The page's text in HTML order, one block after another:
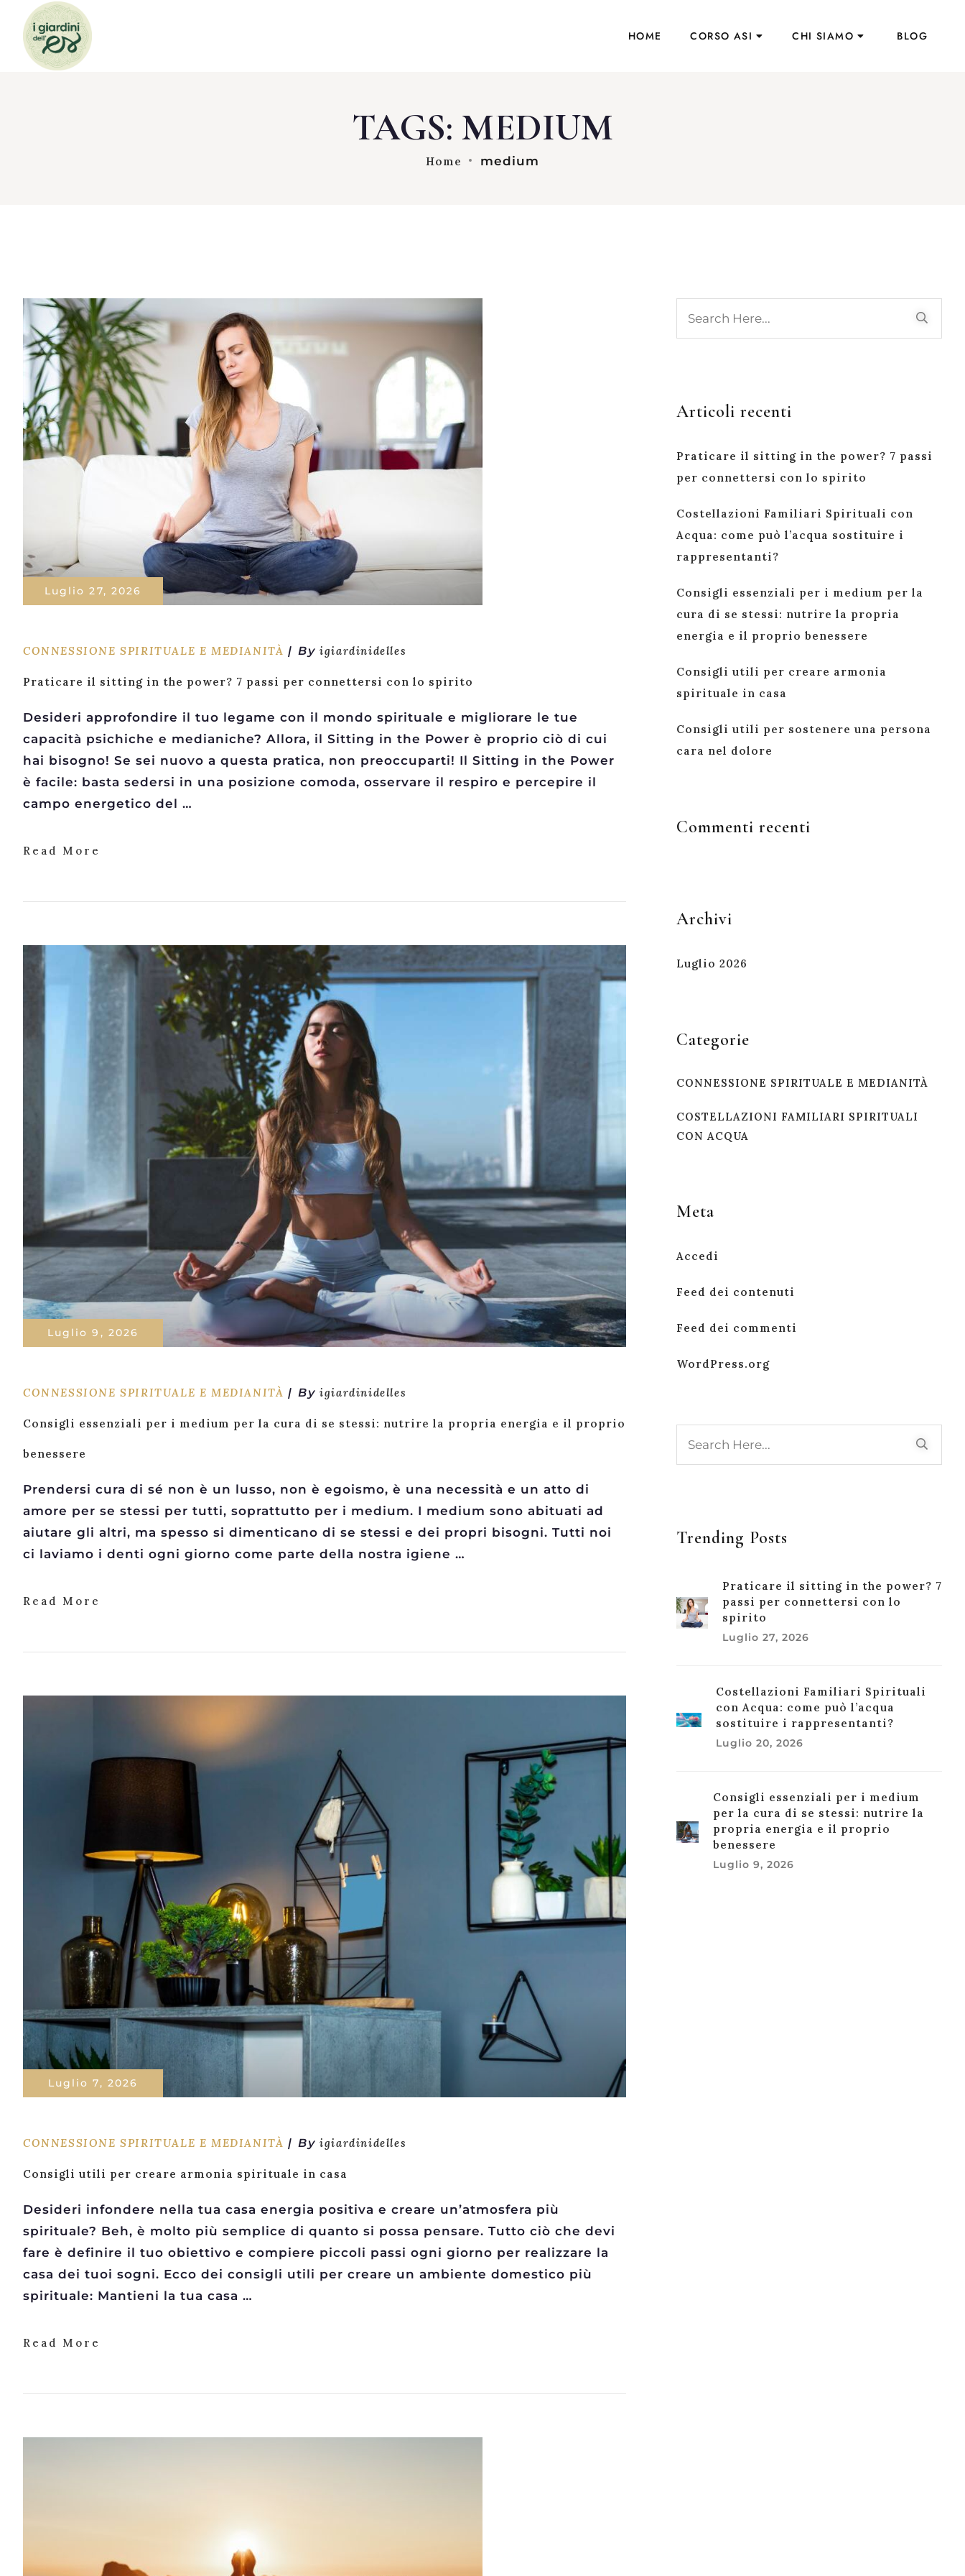
HOME CORSO ASI CHI SIAMO BLOG
TAGS: MEDIUM
Home medium
Luglio 27, 2026
CONNESSIONE SPIRITUALE E MEDIANITÀ Byigiardinidelles
Praticare il sitting in the power? 7 passi per connettersi con lo spirito
Desideri approfondire il tuo legame con il mondo spirituale e migliorare le tue
capacità psichiche e medianiche? Allora, il Sitting in the Power è proprio ciò di cui
hai bisogno! Se sei nuovo a questa pratica, non preoccuparti! Il Sitting in the Power
è facile: basta sedersi in una posizione comoda, osservare il respiro e percepire il
campo energetico del …
Read More
Luglio 9, 2026
CONNESSIONE SPIRITUALE E MEDIANITÀ Byigiardinidelles
Consigli essenziali per i medium per la cura di se stessi: nutrire la propria energia e il proprio
benessere
Prendersi cura di sé non è un lusso, non è egoismo, è una necessità e un atto di
amore per se stessi per tutti, soprattutto per i medium. I medium sono abituati ad
aiutare gli altri, ma spesso si dimenticano di se stessi e dei propri bisogni. Tutti noi
ci laviamo i denti ogni giorno come parte della nostra igiene …
Read More
Luglio 7, 2026
CONNESSIONE SPIRITUALE E MEDIANITÀ Byigiardinidelles
Consigli utili per creare armonia spirituale in casa
Desideri infondere nella tua casa energia positiva e creare un’atmosfera più
spirituale? Beh, è ​​molto più semplice di quanto si possa pensare. Tutto ciò che devi
fare è definire il tuo obiettivo e compiere piccoli passi ogni giorno per realizzare la
casa dei tuoi sogni. Ecco dei consigli utili per creare un ambiente domestico più
spirituale: Mantieni la tua casa …
Read More
Articoli recenti
Praticare il sitting in the power? 7 passi
per connettersi con lo spirito
Costellazioni Familiari Spirituali con
Acqua: come può l’acqua sostituire i
rappresentanti?
Consigli essenziali per i medium per la
cura di se stessi: nutrire la propria
energia e il proprio benessere
Consigli utili per creare armonia
spirituale in casa
Consigli utili per sostenere una persona
cara nel dolore
Commenti recenti
Archivi
Luglio 2026
Categorie
CONNESSIONE SPIRITUALE E MEDIANITÀ
COSTELLAZIONI FAMILIARI SPIRITUALI
CON ACQUA
Meta
Accedi
Feed dei contenuti
Feed dei commenti
WordPress.org
Trending Posts
Praticare il sitting in the power? 7
passi per connettersi con lo
spirito
Luglio 27, 2026
Costellazioni Familiari Spirituali
con Acqua: come può l’acqua
sostituire i rappresentanti?
Luglio 20, 2026
Consigli essenziali per i medium
per la cura di se stessi: nutrire la
propria energia e il proprio
benessere
Luglio 9, 2026